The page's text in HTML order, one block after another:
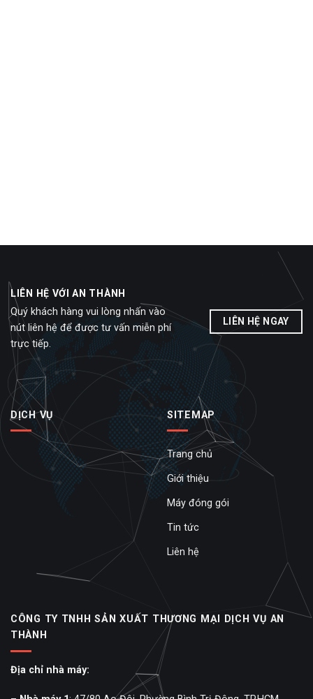
LIÊN HỆ VỚI AN THÀNH
Quý khách hàng vui lòng nhấn vào
nút liên hệ để được tư vấn miễn phí
trực tiếp.
LIÊN HỆ NGAY
DỊCH VỤ SITEMAP
Trang chủ
Giới thiệu
Máy đóng gói
Tin tức
Liên hệ
CÔNG TY TNHH SẢN XUẤT THƯƠNG MẠI DỊCH VỤ AN
THÀNH
Địa chỉ nhà máy: